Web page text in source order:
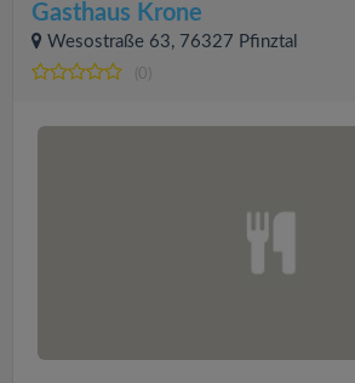
Gasthaus Krone
Wesostraße 63, 76327 Pfinztal
(0)